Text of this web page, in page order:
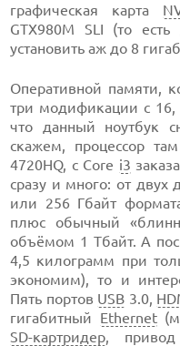
графическая карта
GTX980M SLI (то
установить аж до 8
Оперативной памяти,
три модификации с
что данный ноутбук
скажем, процессор
4720HQ, с Core i3
сразу и много: от двух
или 256 Гбайт
плюс обычный
объёмом 1 Тбайт. А
4,5 килограмм при
экономим), то и
Пять портов USB 3.0,
гигабитный Ethernet
SD-картридер, привод